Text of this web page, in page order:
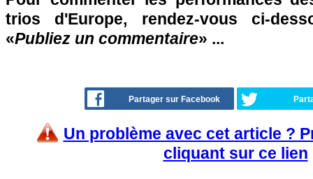
trios d'Europe, rendez-vous ci-
«Publiez un commentaire» ...
Partager sur Facebook
Un problème avec cet article ?
cliquant sur ce lien